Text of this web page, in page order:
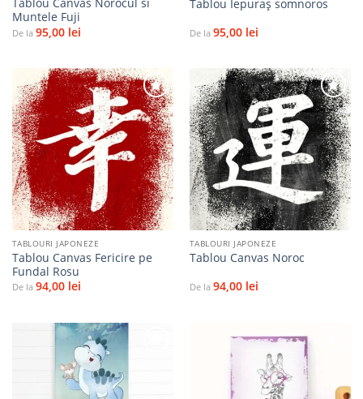
Muntele Fuji
De la 95,00 lei
Tablou Iepuraș somnoros
De la 95,00 lei
Adaugă
la
favorite
TABLOURI JAPONEZE
Tablou Canvas Fericire pe
Fundal Rosu
De la 94,00 lei
Adaugă
la
favorite
TABLOURI JAPONEZE
Tablou Canvas Noroc
De la 94,00 lei
Adaugă